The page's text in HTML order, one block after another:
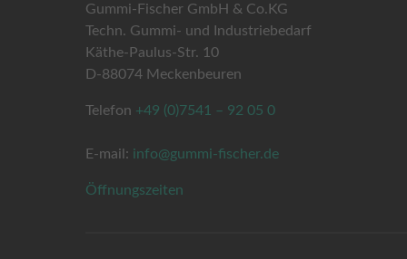
Gummi-Fischer GmbH & Co.KG
Techn. Gummi- und Industriebedarf
Käthe-Paulus-Str. 10
D-88074 Meckenbeuren
Telefon +49 (0)7541 – 92 05 0
E-mail: info@gummi-fischer.de
Öffnungszeiten